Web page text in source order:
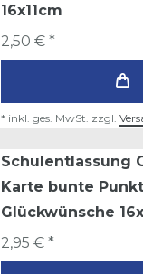
16x11cm
2,50 € *
* inkl. ges. MwSt. zzgl.
Schulentlassung
Karte bunte
Glückwünsche
2,95 € *